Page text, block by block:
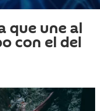
que une al
con el del